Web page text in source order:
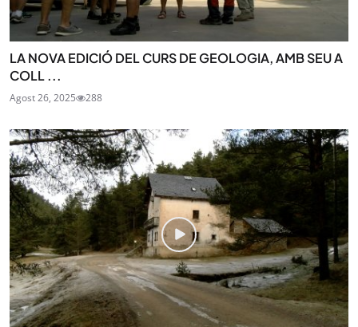
LA NOVA EDICIÓ DEL CURS DE GEOLOGIA, AMB SEU A
COLL ...
Agost 26, 2025 288